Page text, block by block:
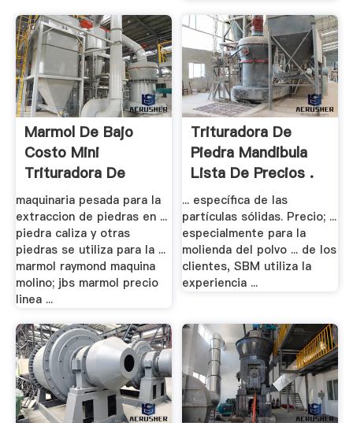
Marmol De Bajo
Costo Mini
Trituradora De
Piedra .
maquinaria pesada para la
extraccion de piedras en ...
piedra caliza y otras
piedras se utiliza para la ...
marmol raymond maquina
molino; jbs marmol precio
linea ...
Trituradora De
Piedra Mandibula
Lista De Precios .
... específica de las
partículas sólidas. Precio; ...
especialmente para la
molienda del polvo ... de los
clientes, SBM utiliza la
experiencia ...